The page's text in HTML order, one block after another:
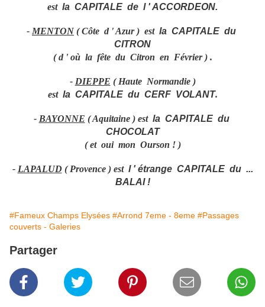
estla CAPITALE de l ' ACCORDEON.
- MENTON ( Côte d ' Azur ) est la CAPITALE du
CITRON
( d ' où la fête du Citron en Février ) .
- DIEPPE ( Haute Normandie )
est la CAPITALE du CERF VOLANT.
- BAYONNE ( Aquitaine ) est la CAPITALE du
CHOCOLAT
( et oui mon Ourson ! )
- LAPALUD( Provence ) est l ' étrange CAPITALE du ...
BALAI !
#Fameux Champs Elysées #Arrond 7eme - 8eme #Passages
couverts - Galeries
Partager